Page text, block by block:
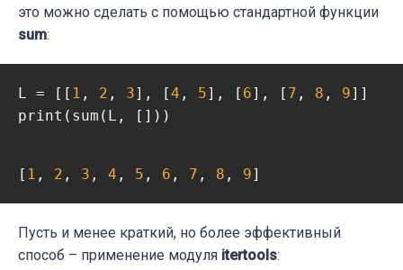
это можно сделать с помощью стандартной функции
sum:
L = [[ 1 , 2 , 3], [4 , 5], [ 6], [ 7 , 8 , 9]]
print(sum(L, []))
[ 1 , 2 , 3 , 4 , 5 , 6 , 7 , 8 , 9]
Пусть и менее краткий, но более эффективный
способ – применение модуля itertools: